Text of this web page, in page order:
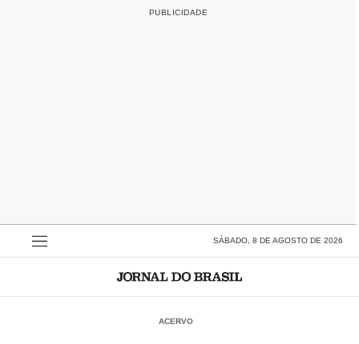
SÁBADO, 8 DE AGOSTO DE 2026
ACERVO